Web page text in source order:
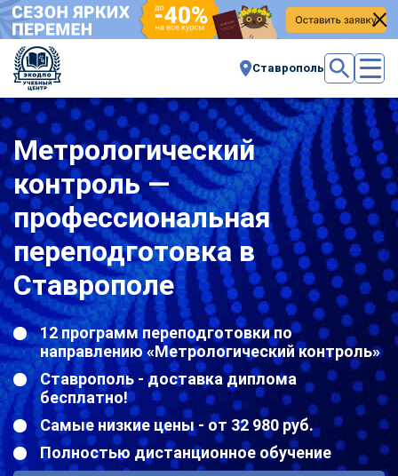
Ставрополь
Метрологический
контроль —
профессиональная
переподготовка в
Ставрополе
12 программ переподготовки по
направлению «Метрологический контроль»
Ставрополь - доставка диплома
бесплатно!
Самые низкие цены - от 32 980 руб.
Полностью дистанционное обучение